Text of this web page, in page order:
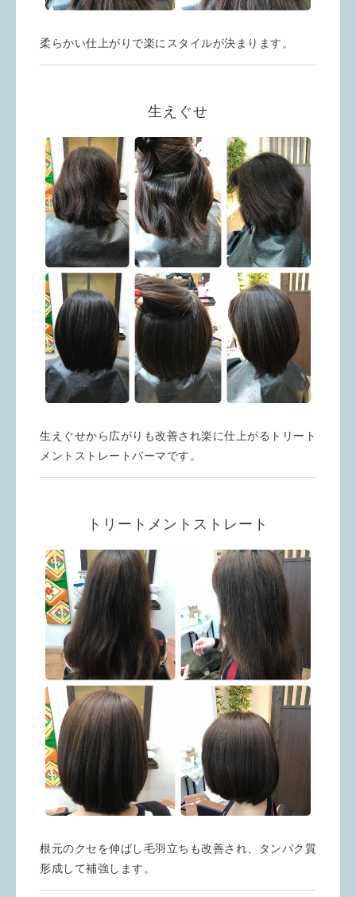
柔らかい仕上がりで楽にスタイルが決まります。
生えぐせ
生えぐせから広がりも改善され楽に仕上がるトリート
メントストレートパーマです。
トリートメントストレート
根元のクセを伸ばし毛羽立ちも改善され、タンパク質
形成して補強します。